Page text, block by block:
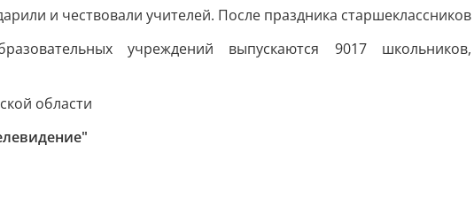
и чествовали учителей. После праздника
учреждений выпускаются 9017
области